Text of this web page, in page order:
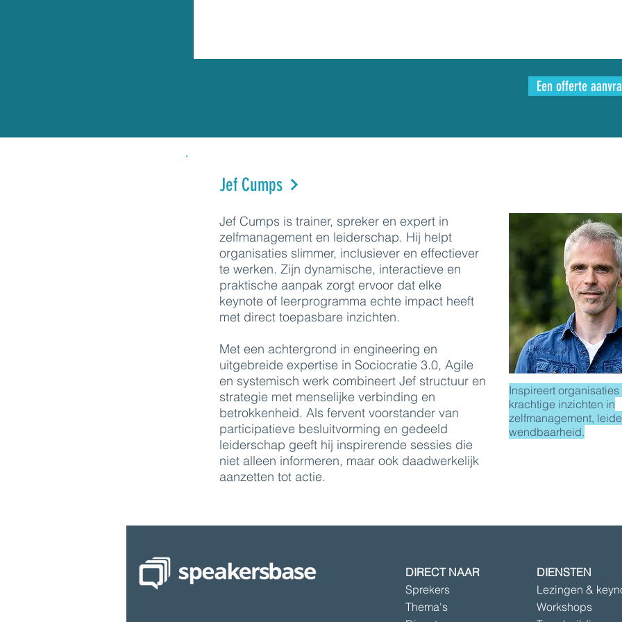
Een offerte
Jef Cumps
Jef Cumps is trainer, spreker en expert in
zelfmanagement en leiderschap. Hij helpt
organisaties slimmer, inclusiever en effectiever
te werken. Zijn dynamische, interactieve en
praktische aanpak zorgt ervoor dat elke
keynote of leerprogramma echte impact heeft
met direct toepasbare inzichten.
Met een achtergrond in engineering en
uitgebreide expertise in Sociocratie 3.0, Agile
en systemisch werk combineert Jef structuur en
strategie met menselijke verbinding en
betrokkenheid. Als fervent voorstander van
participatieve besluitvorming en gedeeld
leiderschap geeft hij inspirerende sessies die
niet alleen informeren, maar ook daadwerkelijk
aanzetten tot actie.
Inspireert organisaties
krachtige inzichten in
zelfmanagement,
wendbaarheid.
DIRECT NAAR
Sprekers
Thema's
DIENSTEN
Lezingen &
Workshops